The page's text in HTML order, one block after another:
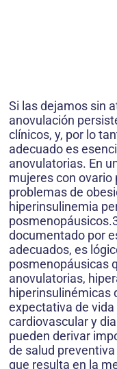
Si las dejamos sin
anovulación
clínicos, y, por lo
adecuado es
anovulatorias. En
mujeres con ovario
problemas de
hiperinsulinemia
documentado por
adecuados, es
posmenopáusicas
anovulatorias,
hiperinsulinémicas
expectativa de
cardiovascular y
pueden derivar
de salud
que resulta en la